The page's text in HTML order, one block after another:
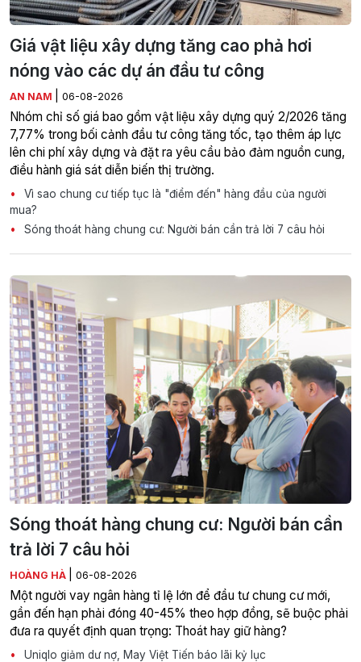
Giá vật liệu xây dựng tăng cao phả hơi
nóng vào các dự án đầu tư công
AN NAM 06-08-2026
Nhóm chỉ số giá bao gồm vật liệu xây dựng quý 2/2026 tăng
7,77% trong bối cảnh đầu tư công tăng tốc, tạo thêm áp lực
lên chi phí xây dựng và đặt ra yêu cầu bảo đảm nguồn cung,
điều hành giá sát diễn biến thị trường.
Vì sao chung cư tiếp tục là "điểm đến" hàng đầu của người
mua?
Sóng thoát hàng chung cư: Người bán cần trả lời 7 câu hỏi
Sóng thoát hàng chung cư: Người bán cần
trả lời 7 câu hỏi
HOÀNG HÀ 06-08-2026
Một người vay ngân hàng tỉ lệ lớn để đầu tư chung cư mới,
gần đến hạn phải đóng 40-45% theo hợp đồng, sẽ buộc phải
đưa ra quyết định quan trọng: Thoát hay giữ hàng?
Uniqlo giảm dư nợ, May Việt Tiến báo lãi kỷ lục